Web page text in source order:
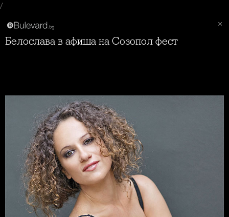
/
Белослава в афиша на Созопол фест